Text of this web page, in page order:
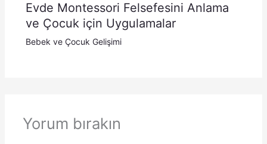
Evde Montessori Felsefesini Anlama
ve Çocuk için Uygulamalar
Bebek ve Çocuk Gelişimi
Yorum bırakın